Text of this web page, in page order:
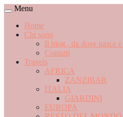
Menu
Home
Chi sono
Il blog , da dove nasce
Contatti
Travels
AFRICA
ZANZIBAR
ITALIA
GIARDINI
EUROPA